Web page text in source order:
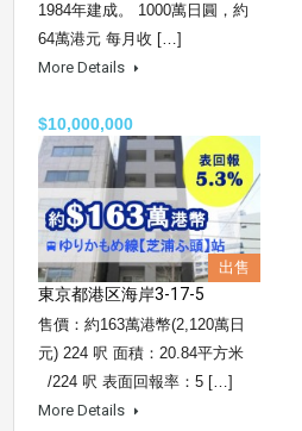
1984年建成。 1000萬日圓，約
64萬港元 每月收 […]
More Details
$10,000,000
出售
東京都港区海岸3-17-5
售價：約163萬港幣(2,120萬日
元) 224 呎 面積：20.84平方米
/224 呎 表面回報率：5 […]
More Details